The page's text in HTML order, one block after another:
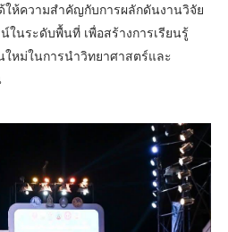
ห้ความสำคัญกับการผลักดันงานวิจัย
ในระดับพื้นที่ เพื่อสร้างการเรียนรู้
หม่ในการนำวิทยาศาสตร์และ